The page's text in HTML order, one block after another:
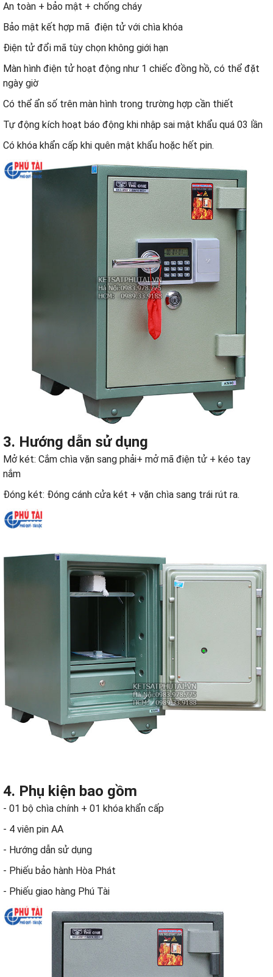
An toàn + bảo mật + chống cháy
Bảo mật kết hợp mã điện tử với chìa khóa
Điện tử đổi mã tùy chọn không giới hạn
Màn hình điện tử hoạt động như 1 chiếc đồng hồ, có thể đặt
ngày giờ
Có thể ẩn số trên màn hình trong trường hợp cần thiết
Tự động kích hoạt báo động khi nhập sai mật khẩu quá 03 lần
Có khóa khẩn cấp khi quên mật khẩu hoặc hết pin.
3. Hướng dẫn sử dụng
Mở két: Cắm chìa vặn sang phải+ mở mã điện tử + kéo tay
nắm
Đóng két: Đóng cánh cửa két + vặn chìa sang trái rút ra.
4. Phụ kiện bao gồm
- 01 bộ chìa chính + 01 khóa khẩn cấp
- 4 viên pin AA
- Hướng dẫn sử dụng
- Phiếu bảo hành Hòa Phát
- Phiếu giao hàng Phú Tài